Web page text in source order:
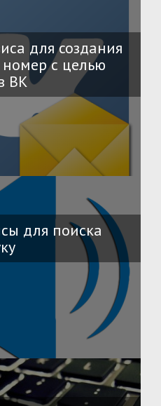
для создания
номер с целью
ВК
для поиска